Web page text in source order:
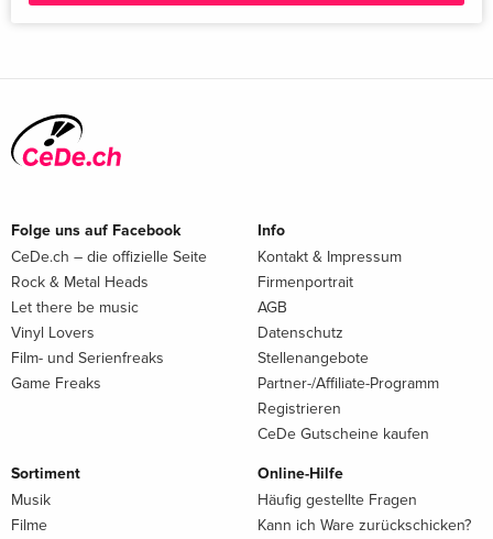
Folge uns auf Facebook
CeDe.ch – die offizielle Seite
Rock & Metal Heads
Let there be music
Vinyl Lovers
Film- und Serienfreaks
Game Freaks
Info
Kontakt & Impressum
Firmenportrait
AGB
Datenschutz
Stellenangebote
Partner-/Affiliate-Programm
Registrieren
CeDe Gutscheine kaufen
Sortiment
Musik
Filme
Online-Hilfe
Häufig gestellte Fragen
Kann ich Ware zurückschicken?